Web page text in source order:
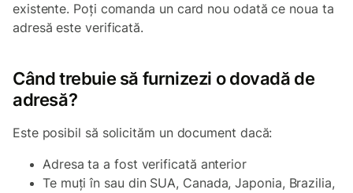
existente. Poți comanda un card nou odată ce noua ta
adresă este verificată.
Când trebuie să furnizezi o dovadă de
adresă?
Este posibil să solicităm un document dacă:
Adresa ta a fost verificată anterior
Te muți în sau din SUA, Canada, Japonia, Brazilia,